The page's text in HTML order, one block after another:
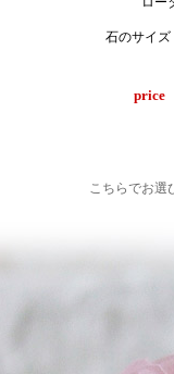
石のサイ
price
こちらでお選